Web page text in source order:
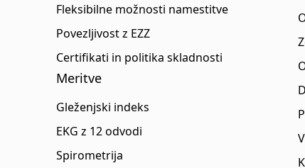
Fleksibilne možnosti namestitve
Povezljivost z EZZ
Certifikati in politika skladnosti
Meritve
Gleženjski indeks
EKG z 12 odvodi
Spirometrija